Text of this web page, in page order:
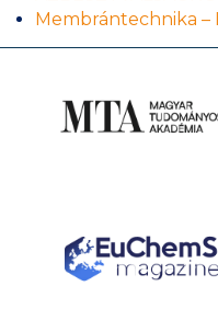
Membrántechnika –